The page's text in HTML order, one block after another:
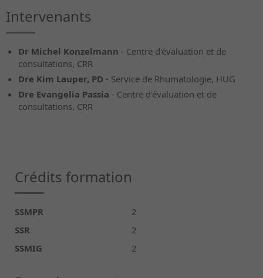
Intervenants
Dr Michel Konzelmann - Centre d'évaluation et de
consultations, CRR
Dre Kim Lauper, PD - Service de Rhumatologie, HUG
Dre Evangelia Passia - Centre d'évaluation et de
consultations, CRR
Crédits formation
SSMPR
2
SSR
2
SSMIG
2